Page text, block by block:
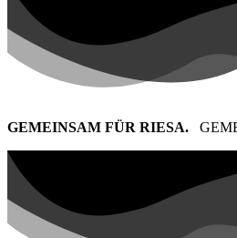
GEMEINSAM FÜR RIESA.